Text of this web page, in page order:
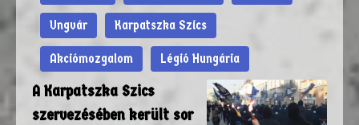
Ungvár Karpatszka Szics
Akciómozgalom Légió Hungária
A Karpatszka Szics
szervezésében került sor